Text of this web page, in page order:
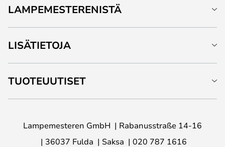
LAMPEMESTERENISTÄ
LISÄTIETOJA
TUOTEUUTISET
Lampemesteren GmbH
Rabanusstraße 14-16
36037 Fulda
Saksa
020 787 1616